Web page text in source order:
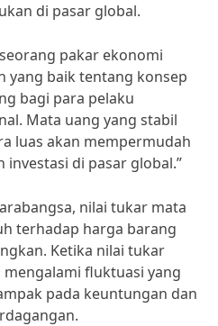
di pasar global.
pakar ekonomi
yang baik tentang konsep
bagi para pelaku
Mata uang yang stabil
luas akan mempermudah
di pasar global.”
nilai tukar mata
terhadap harga barang
Ketika nilai tukar
fluktuasi yang
pada keuntungan dan